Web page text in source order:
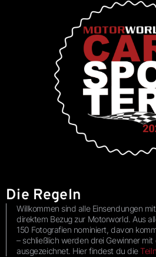
Die Regeln
Willkommen sind alle Einsendungen
direktem Bezug zur Motorworld. Aus
150 Fotografien nominiert, davon
– schließlich werden drei Gewinner mit
ausgezeichnet. Hier findest du die